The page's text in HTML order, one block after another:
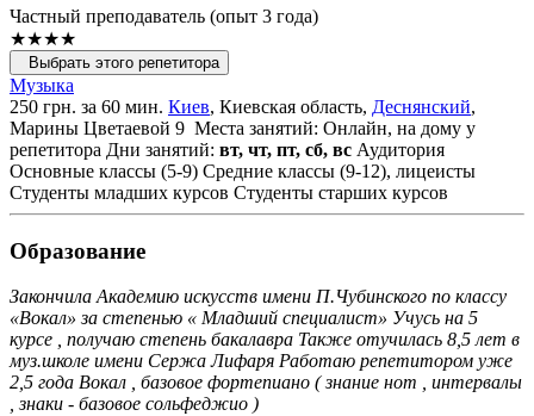
Частный преподаватель (опыт 3 года)
★★★★
Выбрать этого репетитора
Музыка
250 грн. за 60 мин. Киев, Киевская область, Деснянский,
Марины Цветаевой 9 Места занятий: Онлайн, на дому у
репетитора Дни занятий: вт, чт, пт, сб, вс Аудитория
Основные классы (5-9) Средние классы (9-12), лицеисты
Студенты младших курсов Студенты старших курсов
Образование
Закончила Академию искусств имени П.Чубинского по классу
«Вокал» за степенью « Младший специалист» Учусь на 5
курсе , получаю степень бакалавра Также отучилась 8,5 лет в
муз.школе имени Сержа Лифаря Работаю репетитором уже
2,5 года Вокал , базовое фортепиано ( знание нот , интервалы
, знаки - базовое сольфеджио )